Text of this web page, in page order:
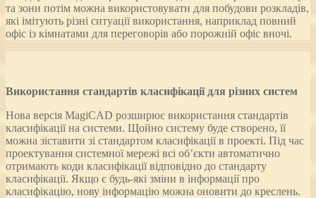
та зони потім можна використовувати для побудови розкладів,
які імітують різні ситуації використання, наприклад повний
офіс із кімнатами для переговорів або порожній офіс вночі.
Використання стандартів класифікації для різних систем
Нова версія MagiCAD розширює використання стандартів
класифікації на системи. Щойно систему буде створено, її
можна зіставити зі стандартом класифікації в проекті. Під час
проектування системної мережі всі об’єкти автоматично
отримають коди класифікації відповідно до стандарту
класифікації. Якщо є будь-які зміни в інформації про
класифікацію, нову інформацію можна оновити до креслень.